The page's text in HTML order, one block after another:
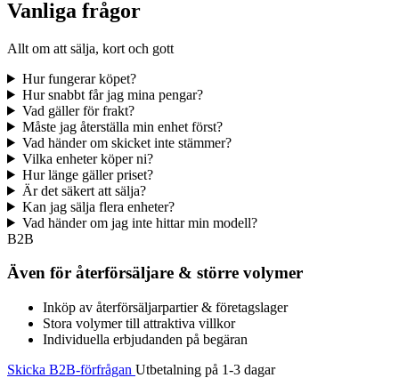
Vanliga frågor
Allt om att sälja, kort och gott
Hur fungerar köpet?
Hur snabbt får jag mina pengar?
Vad gäller för frakt?
Måste jag återställa min enhet först?
Vad händer om skicket inte stämmer?
Vilka enheter köper ni?
Hur länge gäller priset?
Är det säkert att sälja?
Kan jag sälja flera enheter?
Vad händer om jag inte hittar min modell?
B2B
Även för återförsäljare & större volymer
Inköp av återförsäljarpartier & företagslager
Stora volymer till attraktiva villkor
Individuella erbjudanden på begäran
Skicka B2B-förfrågan Utbetalning på 1-3 dagar